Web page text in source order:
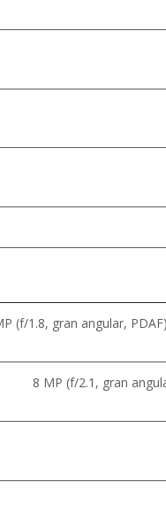
(f/1.8, gran angular,
8 MP (f/2.1, gran